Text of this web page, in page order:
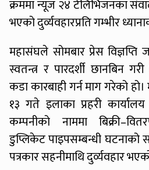
क्रममा न्यूज २४ टेलिभिजनका
भएको दुर्व्यवहारप्रति गम्भीर
महासंघले सोमबार प्रेस विज्ञप्ति
स्वतन्त्र र पारदर्शी छानबिन
कडा कारबाही गर्न माग गरेको
१३ गते इलाका प्रहरी कार्यालय
कम्पनीको नाममा
डुप्लिकेट पाइपसम्बन्धी
पत्रकार सहनीमाथि दुर्व्यवहार